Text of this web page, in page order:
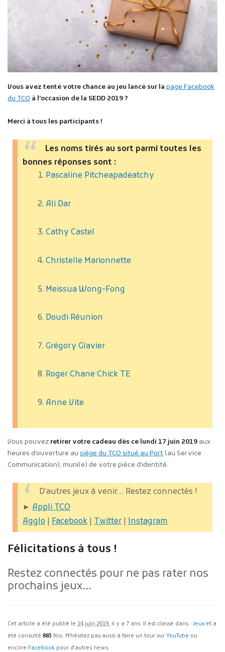
Vous avez tenté votre chance au jeu lancé sur la page Facebook
du TCO à l’occasion de la SEDD 2019 ?
Merci à tous les participants !
Les noms tirés au sort parmi toutes les
bonnes réponses sont :
Pascaline Pitcheapadeatchy
Ali Dar
Cathy Castel
Christelle Marionnette
Meissua Wong-Fong
Doudi Réunion
Grégory Glavier
Roger Chane Chick TE
Anne Vite
Vous pouvez retirer votre cadeau dès ce lundi 17 juin 2019 aux
heures d’ouverture au siège du TCO situé au Port(au Service
Communication), muni(e) de votre pièce d’identité.
D’autres jeux à venir… Restez connectés !
► Appli TCO
Agglo
Facebook Twitter Instagram
Félicitations à tous !
Restez connectés pour ne pas rater nos
prochains jeux…
Cet article a été publié le 14 juin 2019, il y a 7 ans. Il est classé dans :Jeux et a
été consulté 883 fois. N'hésitez pas aussi à faire un tour sur YouTube ou
encore Facebook pour d'autres news.